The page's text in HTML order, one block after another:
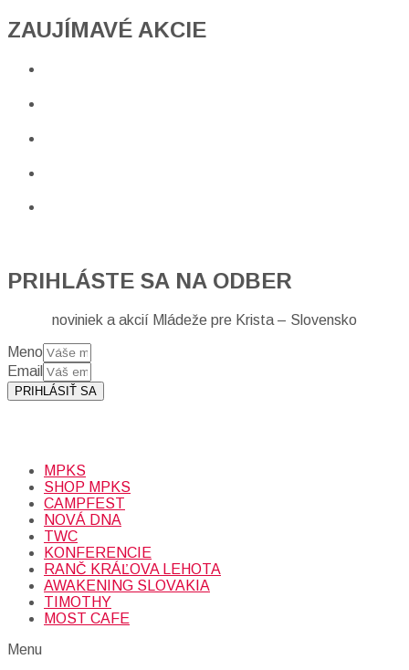
ZAUJÍMAVÉ AKCIE​
PRIHLÁSTE SA NA ODBER
noviniek a akcií Mládeže pre Krista – Slovensko
Meno
Email
PRIHLÁSIŤ SA
MPKS
SHOP MPKS
CAMPFEST
NOVÁ DNA
TWC
KONFERENCIE
RANČ KRÁĽOVA LEHOTA
AWAKENING SLOVAKIA
TIMOTHY
MOST CAFE
Menu